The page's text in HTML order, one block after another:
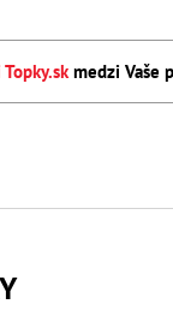
medzi Vaše